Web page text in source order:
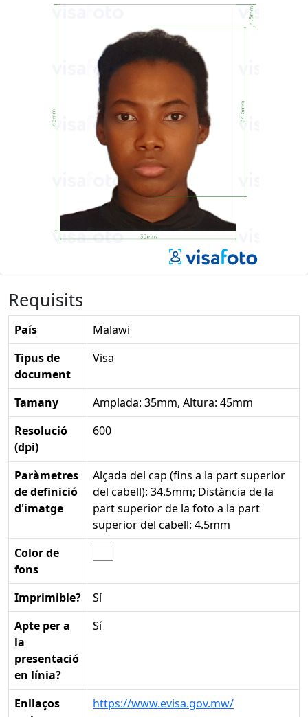
Requisits
País
Malawi
Tipus de
document
Visa
Tamany
Amplada: 35mm, Altura: 45mm
Resolució
(dpi)
600
Paràmetres
de definició
d'imatge
Alçada del cap (fins a la part superior
del cabell): 34.5mm; Distància de la
part superior de la foto a la part
superior del cabell: 4.5mm
Color de
fons
Imprimible?
Sí
Apte per a
la
presentació
en línia?
Sí
Enllaços
https://www.evisa.gov.mw/